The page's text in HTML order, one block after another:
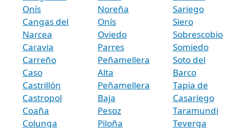
Onís
Cangas del
Narcea
Caravia
Carreño
Caso
Castrillón
Castropol
Coaña
Colunga
Noreña
Onís
Oviedo
Parres
Peñamellera
Alta
Peñamellera
Baja
Pesoz
Piloña
Sariego
Siero
Sobrescobio
Somiedo
Soto del
Barco
Tapia de
Casariego
Taramundi
Teverga